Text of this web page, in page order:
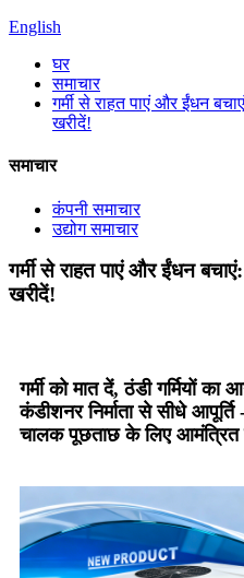
English
घर
समाचार
गर्मी से राहत पाएं और ईंधन
खरीदें!
समाचार
कंपनी समाचार
उद्योग समाचार
गर्मी से राहत पाएं और ईंधन
खरीदें!
गर्मी को मात दें, ठंडी गर्मियों
कंडीशनर निर्माता से सीधे
चालक पूछताछ के लिए आमंत्रित